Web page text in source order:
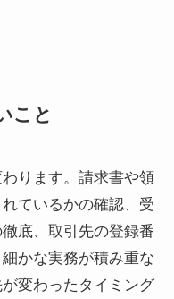
こと
ります。請求書や領
ているかの確認、受
底、取引先の登録番
かな実務が積み重な
変わったタイミング